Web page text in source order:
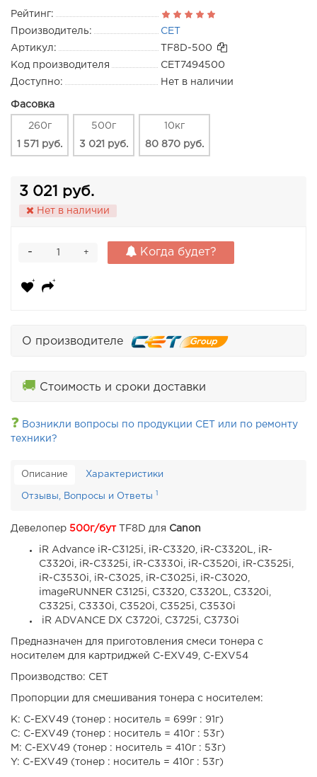
Рейтинг:
Производитель:
CET
Артикул:
TF8D-500
Код производителя
CET7494500
Доступно:
Нет в наличии
Фасовка
260г
1 571 руб.
500г
3 021 руб.
10кг
80 870 руб.
3 021 руб.
Нет в наличии
+
- Когда будет?
О производителе
🚚 Стоимость и сроки доставки
❓ Возникли вопросы по продукции CET или по ремонту
техники?
Описание Характеристики
Отзывы, Вопросы и Ответы
Девелопер 500г/бутTF8D для Canon
iR Advance iR-C3125i, iR-C3320, iR-C3320L, iR-
C3320i, iR-C3325i, iR-C3330i, iR-C3520i, iR-C3525i,
iR-C3530i, iR-C3025, iR-C3025i, iR-C3020,
imageRUNNER C3125i, C3320, C3320L, C3320i,
C3325i, C3330i, C3520i, C3525i, C3530i
iR ADVANCE DX C3720i, C3725i, C3730i
Предназначен для приготовления смеси тонера с
носителем для картриджей C-EXV49, C-EXV54
Производство: CET
Пропорции для смешивания тонера с носителем:
K: C-EXV49 (тонер : носитель = 699г : 91г)
C: C-EXV49 (тонер : носитель = 410г : 53г)
M: C-EXV49 (тонер : носитель = 410г : 53г)
Y: C-EXV49 (тонер : носитель = 410г : 53г)